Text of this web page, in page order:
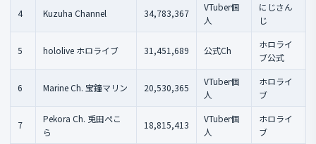
4 Kuzuha Channel 34,783,367
VTuber個
人
にじさん
じ
5 hololive ホロライブ 31,451,689 公式Ch
ホロライ
ブ公式
6 Marine Ch. 宝鐘マリン 20,530,365
VTuber個
人
ホロライ
ブ
7
Pekora Ch. 兎田ぺこ
ら
18,815,413
VTuber個
人
ホロライ
ブ